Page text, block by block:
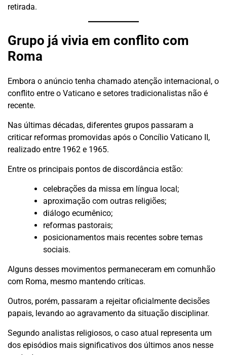
retirada.
Grupo já vivia em conflito com
Roma
Embora o anúncio tenha chamado atenção internacional, o
conflito entre o Vaticano e setores tradicionalistas não é
recente.
Nas últimas décadas, diferentes grupos passaram a
criticar reformas promovidas após o Concílio Vaticano II,
realizado entre 1962 e 1965.
Entre os principais pontos de discordância estão:
celebrações da missa em língua local;
aproximação com outras religiões;
diálogo ecumênico;
reformas pastorais;
posicionamentos mais recentes sobre temas
sociais.
Alguns desses movimentos permaneceram em comunhão
com Roma, mesmo mantendo críticas.
Outros, porém, passaram a rejeitar oficialmente decisões
papais, levando ao agravamento da situação disciplinar.
Segundo analistas religiosos, o caso atual representa um
dos episódios mais significativos dos últimos anos nesse